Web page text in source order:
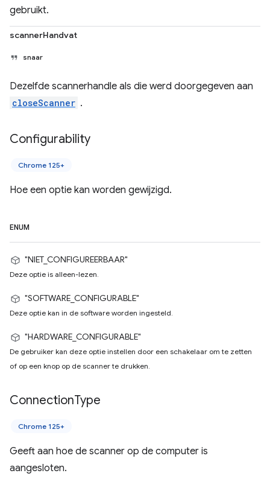
gebruikt.
scannerHandvat
snaar
Dezelfde scannerhandle als die werd doorgegeven aan
closeScanner .
Configurability
Chrome 125+
Hoe een optie kan worden gewijzigd.
ENUM
"NIET_CONFIGUREERBAAR"
Deze optie is alleen-lezen.
"SOFTWARE_CONFIGURABLE"
Deze optie kan in de software worden ingesteld.
"HARDWARE_CONFIGURABLE"
De gebruiker kan deze optie instellen door een schakelaar om te zetten
of op een knop op de scanner te drukken.
ConnectionType
Chrome 125+
Geeft aan hoe de scanner op de computer is
aangesloten.